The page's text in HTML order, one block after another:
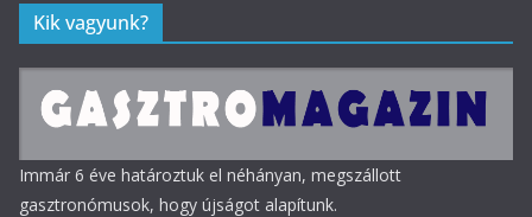
Kik vagyunk?
Immár 6 éve határoztuk el néhányan, megszállott
gasztronómusok, hogy újságot alapítunk.